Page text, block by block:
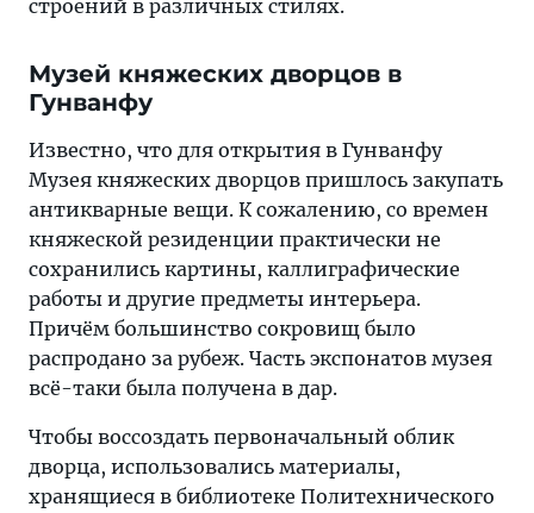
строений в различных стилях.
Музей княжеских дворцов в
Гунванфу
Известно, что для открытия в Гунванфу
Музея княжеских дворцов пришлось закупать
антикварные вещи. К сожалению, со времен
княжеской резиденции практически не
сохранились картины, каллиграфические
работы и другие предметы интерьера.
Причём большинство сокровищ было
распродано за рубеж. Часть экспонатов музея
всё-таки была получена в дар.
Чтобы воссоздать первоначальный облик
дворца, использовались материалы,
хранящиеся в библиотеке Политехнического